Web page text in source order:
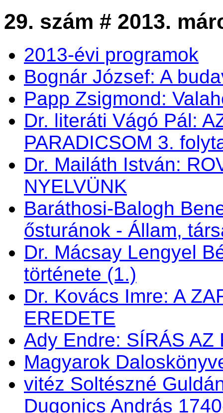
29. szám # 2013.
2013-évi programok
Bognár József: A
Papp Zsigmond:
Dr. literáti Vágó Pál:
PARADICSOM 3.
Dr. Mailáth István:
NYELVÜNK
Baráthosi-Balogh
ősturánok - Állam,
Dr. Mácsay Lengyel
története (1.)
Dr. Kovács Imre: A
EREDETE
Ady Endre: SÍRÁS AZ
Magyarok
vitéz Soltészné
Dugonics András